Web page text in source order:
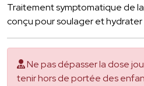
Traitement symptomatique de
conçu pour soulager et hydrater
Ne pas dépasser la dose
tenir hors de portée des